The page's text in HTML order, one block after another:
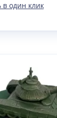
в один клик